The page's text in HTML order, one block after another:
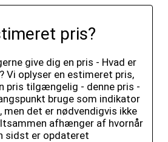
pris?
give dig en pris - Hvad er
Vi oplyser en estimeret pris,
pris tilgængelig - denne pris -
bruge som indikator
men det er nødvendigvis ikke
afhænger af hvornår
sidst er opdateret